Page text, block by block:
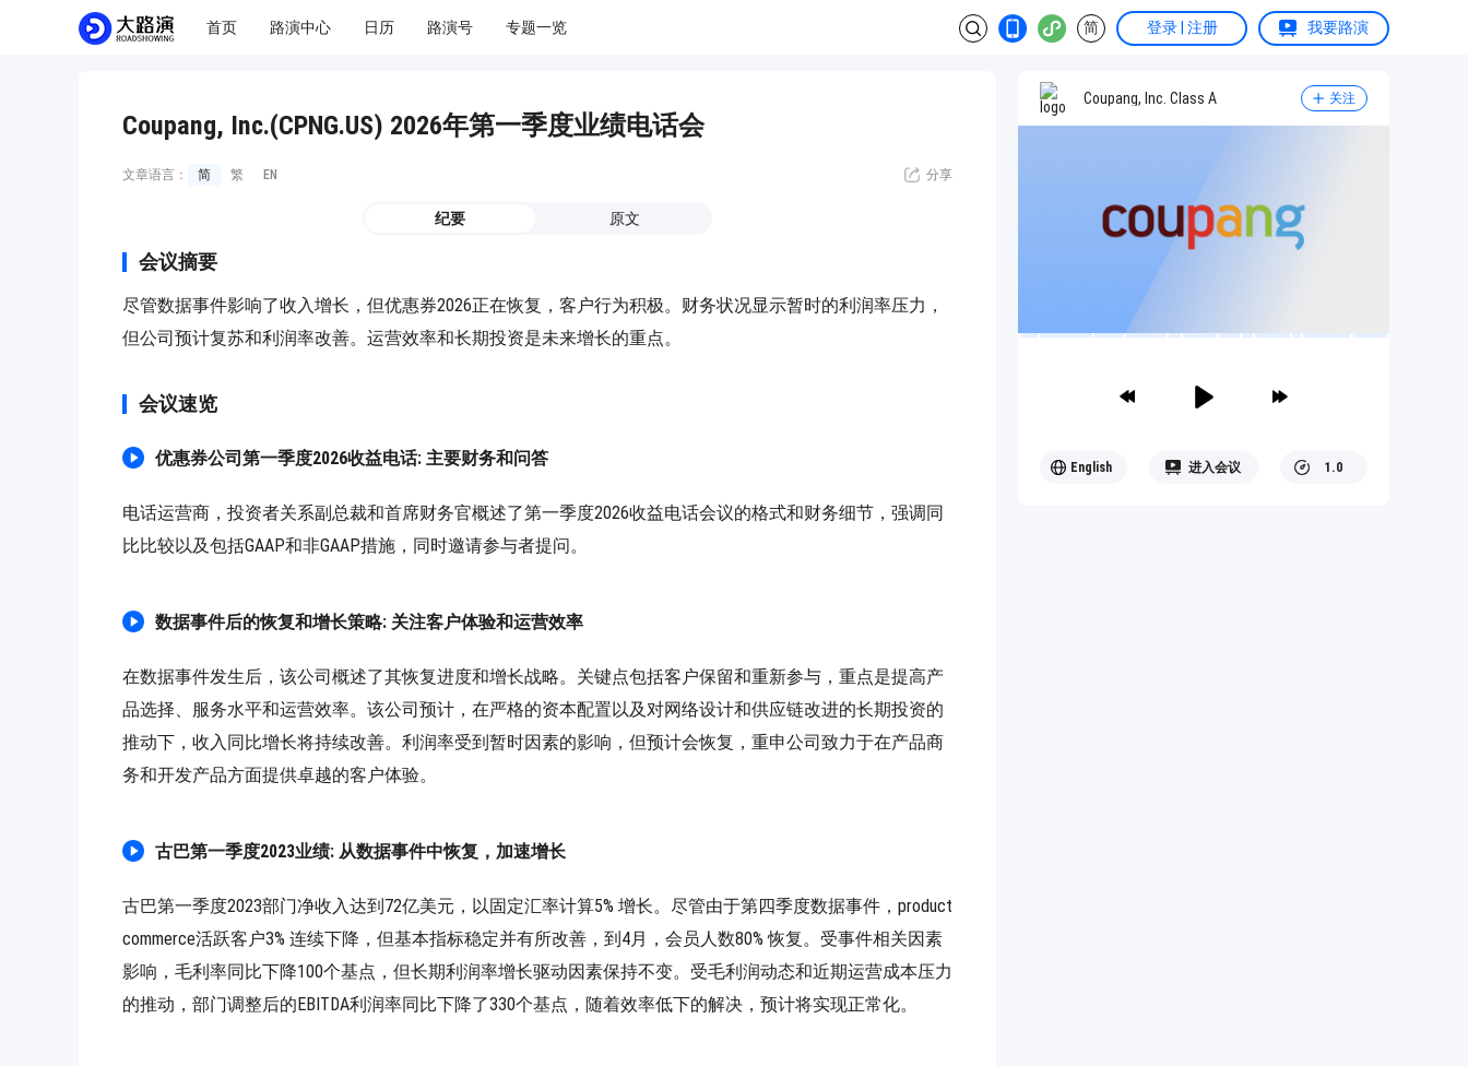
首页 路演中心 日历 路演号 专题一览 简 登录 | 注册 我要路演
Coupang, Inc.(CPNG.US) 2026年第一季度业绩电话会
文章语言： 简 繁 EN 分享
纪要 原文
会议摘要
尽管数据事件影响了收入增长，但优惠券2026正在恢复，客户行为积极。财务状况显示暂时的利润率压力，
但公司预计复苏和利润率改善。运营效率和长期投资是未来增长的重点。
会议速览
优惠券公司第一季度2026收益电话: 主要财务和问答
电话运营商，投资者关系副总裁和首席财务官概述了第一季度2026收益电话会议的格式和财务细节，强调同
比比较以及包括GAAP和非GAAP措施，同时邀请参与者提问。
数据事件后的恢复和增长策略: 关注客户体验和运营效率
在数据事件发生后，该公司概述了其恢复进度和增长战略。关键点包括客户保留和重新参与，重点是提高产
品选择、服务水平和运营效率。该公司预计，在严格的资本配置以及对网络设计和供应链改进的长期投资的
推动下，收入同比增长将持续改善。利润率受到暂时因素的影响，但预计会恢复，重申公司致力于在产品商
务和开发产品方面提供卓越的客户体验。
古巴第一季度2023业绩: 从数据事件中恢复，加速增长
古巴第一季度2023部门净收入达到72亿美元，以固定汇率计算5% 增长。尽管由于第四季度数据事件，product
commerce活跃客户3% 连续下降，但基本指标稳定并有所改善，到4月，会员人数80% 恢复。受事件相关因素
影响，毛利率同比下降100个基点，但长期利润率增长驱动因素保持不变。受毛利润动态和近期运营成本压力
的推动，部门调整后的EBITDA利润率同比下降了330个基点，随着效率低下的解决，预计将实现正常化。
Coupang, Inc. Class A 关注
English 进入会议 1.0